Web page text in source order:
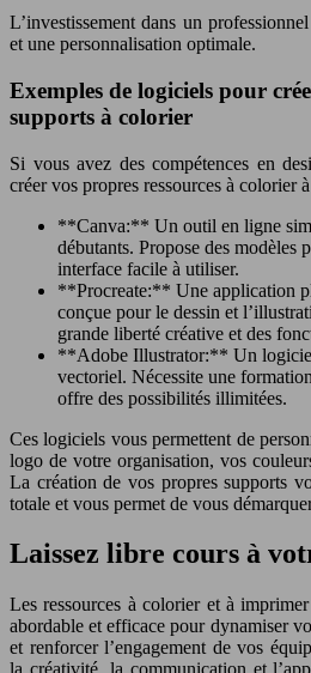
L’investissement dans un
et une personnalisation optimale.
Exemples de logiciels pour
supports à colorier
Si vous avez des compétences en
créer vos propres ressources à colorier
**Canva:** Un outil en ligne
débutants. Propose des modèles
interface facile à utiliser.
**Procreate:** Une application
conçue pour le dessin et
grande liberté créative et des
**Adobe Illustrator:** Un
vectoriel. Nécessite une
offre des possibilités illimitées.
Ces logiciels vous permettent de
logo de votre organisation, vos
La création de vos propres supports
totale et vous permet de vous
Laissez libre cours à
Les ressources à colorier et à
abordable et efficace pour dynamiser
et renforcer l’engagement de vos